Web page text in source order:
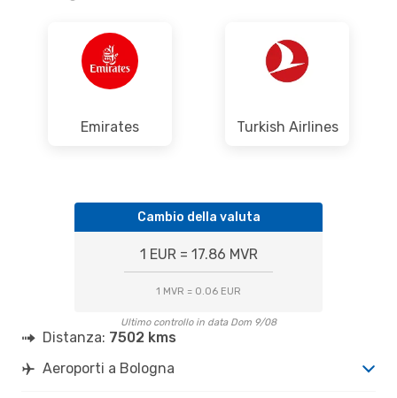
Emirates Turkish Airlines
Cambio della valuta
1 EUR = 17.86 MVR
1 MVR = 0.06 EUR
Ultimo controllo in data Dom 9/08
Distanza: 7502 kms
Aeroporti a Bologna